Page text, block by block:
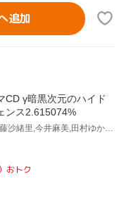
追加
CD γ暗黒次元のハイド
ンス2.615074%
(ドラマCD),宮野真守,後藤沙緒里,今井麻美,田村ゆかり,小林ゆう,桃井はるこ,花澤香菜
おトク